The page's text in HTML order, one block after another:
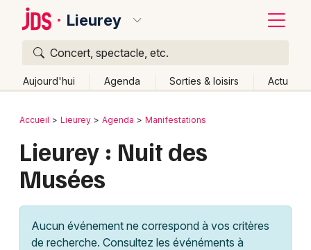
Lieurey
Concert, spectacle, etc.
Aujourd'hui Agenda Sorties & loisirs Actu
Publier un événement
Grands événements
Activité & Expérience
Bordeaux
Colmar
Lille
Lyon
Retour
Accueil Lieurey Agenda Manifestations
Lieurey : Nuit des
Musées
Aucun événement ne correspond à vos critères
de recherche. Consultez les événéments à
Quoi ?
Où ?
Partout
Près de moi Changer de lieu
Quand ?
Aujourd'hui
Demain Ce week-end Autre